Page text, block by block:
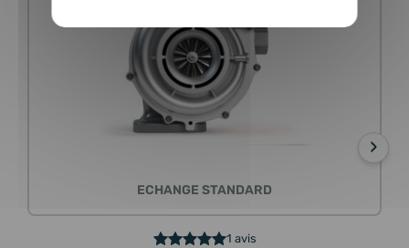
›
ECHANGE STANDARD
1 avis